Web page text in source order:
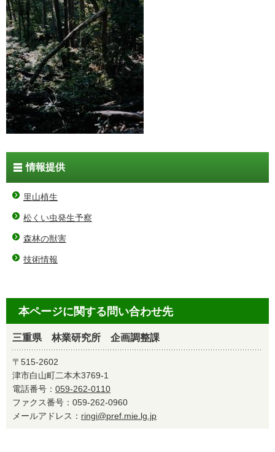
情報提供
里山植生
松くい虫発生予察
森林の獣害
技術情報
本ページに関する問い合わせ先
三重県 林業研究所 企画調整課
〒515-2602
津市白山町二本木3769-1
電話番号： 059-262-0110
ファクス番号：059-262-0960
メールアドレス： ringi@pref.mie.lg.jp